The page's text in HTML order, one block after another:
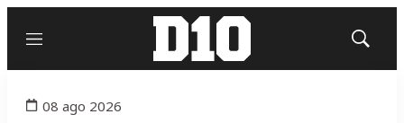
Menú
Mostrar
08 ago 2026